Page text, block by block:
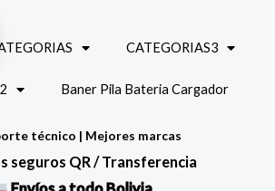
CATEGORIAS3
Baner Pila Bateria Cargador
técnico | Mejores marcas
seguros QR / Transferencia